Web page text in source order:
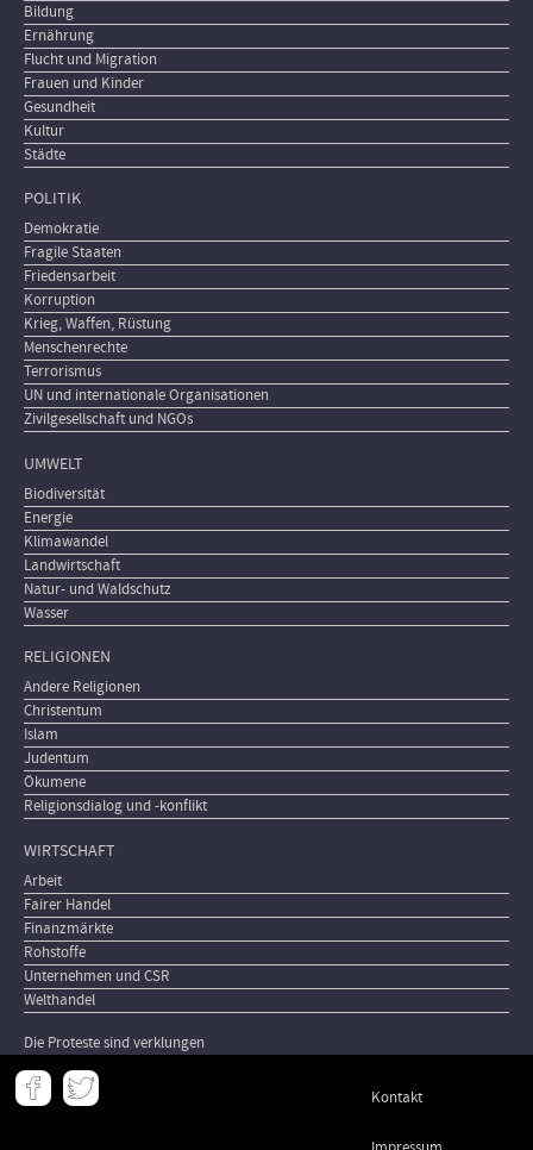
Bildung
Ernährung
Flucht und Migration
Frauen und Kinder
Gesundheit
Kultur
Städte
POLITIK
Demokratie
Fragile Staaten
Friedensarbeit
Korruption
Krieg, Waffen, Rüstung
Menschenrechte
Terrorismus
UN und internationale Organisationen
Zivilgesellschaft und NGOs
UMWELT
Biodiversität
Energie
Klimawandel
Landwirtschaft
Natur- und Waldschutz
Wasser
RELIGIONEN
Andere Religionen
Christentum
Islam
Judentum
Ökumene
Religionsdialog und -konflikt
WIRTSCHAFT
Arbeit
Fairer Handel
Finanzmärkte
Rohstoffe
Unternehmen und CSR
Welthandel
Die Proteste sind verklungen
Meta
- Kontakt